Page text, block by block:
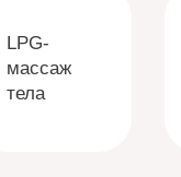
LPG-
массаж
тела